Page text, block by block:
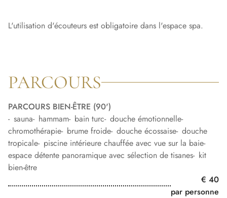
L'utilisation d'écouteurs est obligatoire dans l'espace spa.
PARCOURS
PARCOURS BIEN-ÊTRE (90')
sauna hammam bain turc douche émotionnelle
chromothérapie brume froide douche écossaise douche
tropicale piscine intérieure chauffée avec vue sur la baie
espace détente panoramique avec sélection de tisanes kit
bien-être
€ 40
par personne